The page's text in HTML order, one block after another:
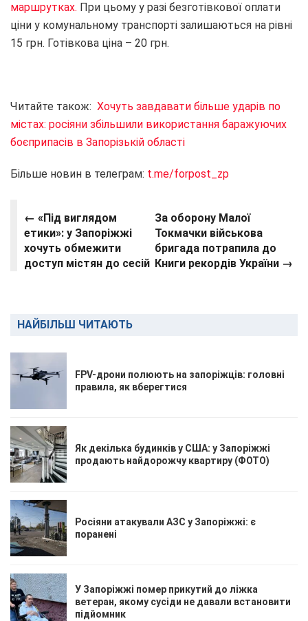
маршрутках. При цьому у разі безготівкової оплати
ціни у комунальному транспорті залишаються на рівні
15 грн. Готівкова ціна – 20 грн.
Читайте також: Хочуть завдавати більше ударів по
містах: росіяни збільшили використання баражуючих
боєприпасів в Запорізькій області
Більше новин в телеграм: t.me/forpost_zp
← «Під виглядом
етики»: у Запоріжжі
хочуть обмежити
доступ містян до сесій
За оборону Малої
Токмачки військова
бригада потрапила до
Книги рекордів України →
НАЙБІЛЬШ ЧИТАЮТЬ
FPV-дрони полюють на запоріжців: головні
правила, як вберегтися
Як декілька будинків у США: у Запоріжжі
продають найдорожчу квартиру (ФОТО)
Росіяни атакували АЗС у Запоріжжі: є
поранені
У Запоріжжі помер прикутий до ліжка
ветеран, якому сусіди не давали встановити
підйомник